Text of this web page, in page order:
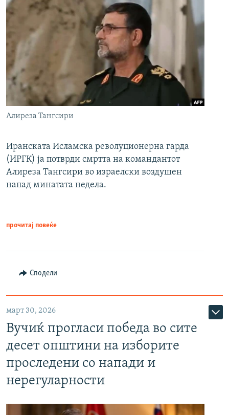
Алиреза Тангсири
Иранската Исламска револуционерна гарда
(ИРГК) ја потврди смртта на командантот
Алиреза Тангсири во израелски воздушен
напад минатата недела.
прочитај повеќе
Сподели
март 30, 2026
Вучиќ прогласи победа во сите
десет општини на изборите
проследени со напади и
нерегуларности